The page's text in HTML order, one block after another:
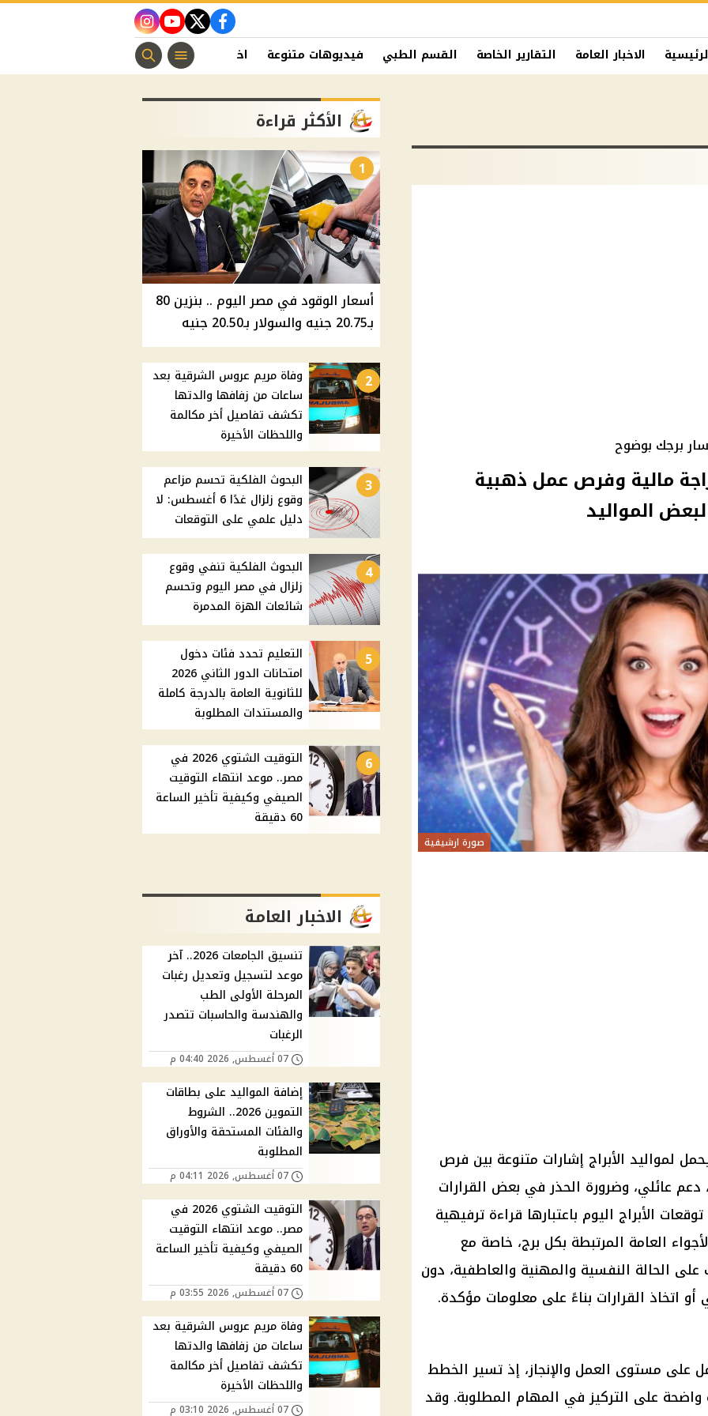
facebook
twitter
youtube
instagram
الاخبار العامة التقارير الخاصة القسم الطبي فيديوهات متنوعة اخبار الفن منوعات مسيحية
برجك بوضوح
مالية وفرص عمل ذهبية
المواليد
صورة ارشيفية
اليوم الثلاثاء 7 يوليو 2026 يحمل لمواليد الأبراج إشارات متنوعة بين فرص
عائلي، وضرورة الحذر في بعض القرارات
الأبراج اليوم باعتبارها قراءة ترفيهية
العامة المرتبطة بكل برج، خاصة مع
الحالة النفسية والمهنية والعاطفية، دون
أو اتخاذ القرارات بناءً على معلومات مؤكدة.
على مستوى العمل والإنجاز، إذ تسير الخطط
على التركيز في المهام المطلوبة. وقد
الأكثر قراءة
1
أسعار الوقود في مصر اليوم .. بنزين 80
بـ20.75 جنيه والسولار بـ20.50 جنيه
2
وفاة مريم عروس الشرقية بعد
ساعات من زفافها والدتها
تكشف تفاصيل أخر مكالمة
واللحظات الأخيرة
3
البحوث الفلكية تحسم مزاعم
وقوع زلزال غدًا 6 أغسطس: لا
دليل علمي على التوقعات
4
البحوث الفلكية تنفي وقوع
زلزال في مصر اليوم وتحسم
شائعات الهزة المدمرة
5
التعليم تحدد فئات دخول
امتحانات الدور الثاني 2026
للثانوية العامة بالدرجة كاملة
والمستندات المطلوبة
6
التوقيت الشتوي 2026 في
مصر.. موعد انتهاء التوقيت
الصيفي وكيفية تأخير الساعة
60 دقيقة
الاخبار العامة
تنسيق الجامعات 2026.. آخر
موعد لتسجيل وتعديل رغبات
المرحلة الأولى الطب
والهندسة والحاسبات تتصدر
الرغبات
07 أغسطس, 2026 04:40 م
إضافة المواليد على بطاقات
التموين 2026.. الشروط
والفئات المستحقة والأوراق
المطلوبة
07 أغسطس, 2026 04:11 م
التوقيت الشتوي 2026 في
مصر.. موعد انتهاء التوقيت
الصيفي وكيفية تأخير الساعة
60 دقيقة
07 أغسطس, 2026 03:55 م
وفاة مريم عروس الشرقية بعد
ساعات من زفافها والدتها
تكشف تفاصيل أخر مكالمة
واللحظات الأخيرة
07 أغسطس, 2026 03:10 م